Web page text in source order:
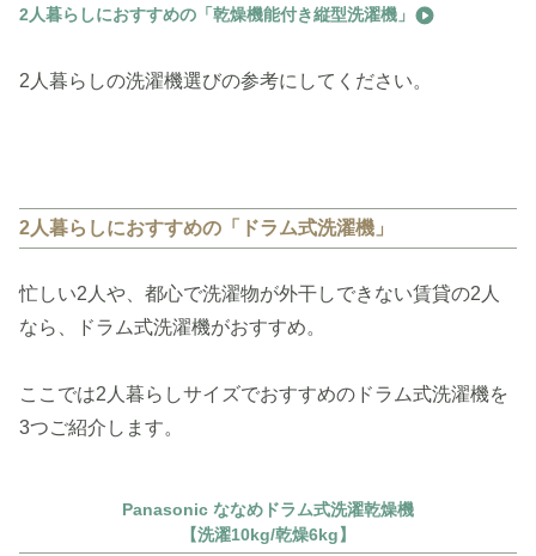
2人暮らしにおすすめの「乾燥機能付き縦型洗濯機」
2人暮らしの洗濯機選びの参考にしてください。
2人暮らしにおすすめの「ドラム式洗濯機」
忙しい2人や、都心で洗濯物が外干しできない賃貸の2人
なら、ドラム式洗濯機がおすすめ。
ここでは2人暮らしサイズでおすすめのドラム式洗濯機を
3つご紹介します。
Panasonic ななめドラム式洗濯乾燥機
【洗濯10kg/乾燥6kg】